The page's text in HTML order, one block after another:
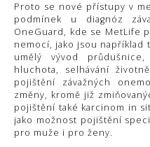
Proto se nové přístupy v
podmínek u diagnóz
OneGuard, kde se MetLife
nemocí, jako jsou například
umělý vývod
hluchota, selhávání
pojištění závažných
změny, kromě již
pojištění také karcinom in
jako možnost pojištění
pro muže i pro ženy.